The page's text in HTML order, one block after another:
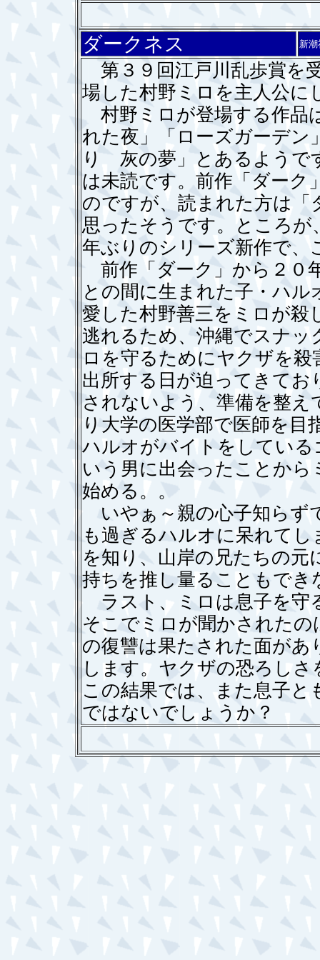
ダークネス 新
第３９回江戸川乱歩賞を
場した村野ミロを主人公に
村野ミロが登場する作品
れた夜」「ローズガーデン
り 灰の夢」とあるようで
は未読です。前作「ダーク
のですが、読まれた方は「
思ったそうです。ところが
年ぶりのシリーズ新作で、
前作「ダーク」から２０
との間に生まれた子・ハ
愛した村野善三をミロが殺
逃れるため、沖縄でスナ
ロを守るためにヤクザを
出所する日が迫ってきてお
されないよう、準備を整
り大学の医学部で医師を
ハルオがバイトをしてい
いう男に出会ったことか
始める。。
いやぁ～親の心子知らず
も過ぎるハルオに呆れて
を知り、山岸の兄たちの
持ちを推し量ることもで
ラスト、ミロは息子を守
そこでミロが聞かされた
の復讐は果たされた面があ
します。ヤクザの恐ろし
この結果では、また息子
ではないでしょうか？